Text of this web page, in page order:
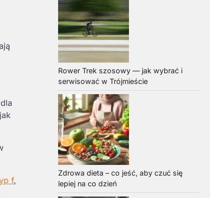
f,
Rower Trek szosowy — jak wybrać i
serwisować w Trójmieście
Zdrowa dieta – co jeść, aby czuć się
lepiej na co dzień